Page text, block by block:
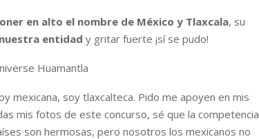
en alto el nombre de México y Tlaxcala, su
entidad y gritar fuerte ¡sí se pudo!
Huamantla
mexicana, soy tlaxcalteca. Pido me apoyen en mis
mis fotos de este concurso, sé que la competencia
son hermosas, pero nosotros los mexicanos no